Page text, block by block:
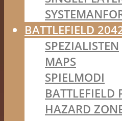
BATTLEFIELD
SPEZIALISTEN
MAPS
SPIELMODI
BATTLEFIELD
HAZARD